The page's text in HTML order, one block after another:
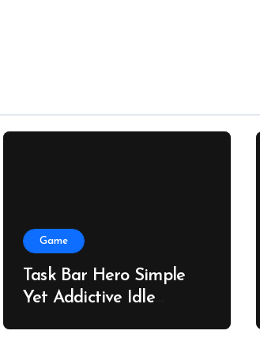
Game
Task Bar Hero Simple
Yet Addictive Idle